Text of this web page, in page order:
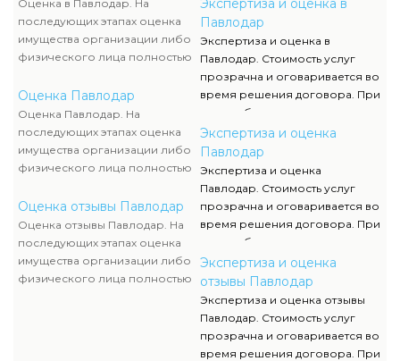
объяснением отдельных
вопросов и предоставлением
недостающей документации.
Оценка в Павлодар. На
последующих этапах оценка
имущества организации либо
физического лица полностью
служащих, тогда как участие
клиента ограничивается
объяснением отдельных
вопросов и предоставлением
недостающей документации.
Оценка Павлодар
Оценка Павлодар. На
последующих этапах оценка
имущества организации либо
физического лица полностью
служащих, тогда как участие
клиента ограничивается
объяснением отдельных
вопросов и предоставлением
недостающей документации.
Оценка отзывы Павлодар
Оценка отзывы Павлодар. На
последующих этапах оценка
имущества организации либо
физического лица полностью
определению
соответствующей стоимости.
Для получения
исчерпывающей инфы о
стоимости и сроках оказания
услуг вы сможете обратиться к
нам за консультацией.
Экспертиза и оценка в
Павлодар
Экспертиза и оценка в
Павлодар. Стоимость услуг
прозрачна и оговаривается во
время решения договора. При
этом соблюдаются все нормы,
мнения оценки, расклады к
определению
соответствующей стоимости.
Для получения
исчерпывающей инфы о
стоимости и сроках оказания
услуг вы сможете обратиться к
нам за консультацией.
Экспертиза и оценка
Павлодар
Экспертиза и оценка
Павлодар. Стоимость услуг
прозрачна и оговаривается во
время решения договора. При
этом соблюдаются все нормы,
мнения оценки, расклады к
определению
соответствующей стоимости.
Для получения
исчерпывающей инфы о
стоимости и сроках оказания
Экспертиза и оценка
отзывы Павлодар
Экспертиза и оценка отзывы
Павлодар. Стоимость услуг
прозрачна и оговаривается во
время решения договора. При